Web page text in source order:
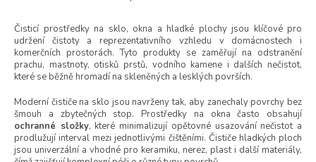
l
á
d
a
c
p
r
v
k
Čisticí prostředky na sklo, okna a hladké plochy jsou klíčové pro
udržení čistoty a reprezentativního vzhledu v domácnostech i
komerčních prostorách. Tyto produkty se zaměřují na odstranění
prachu, mastnoty, otisků prstů, vodního kamene i dalších nečistot,
které se běžně hromadí na skleněných a lesklých površích.
Moderní čističe na sklo jsou navrženy tak, aby zanechaly povrchy bez
šmouh a zbytečných stop. Prostředky na okna často obsahují
ochranné složky, které minimalizují opětovné usazování nečistot a
prodlužují interval mezi jednotlivými čištěními. Čističe hladkých ploch
jsou univerzální a vhodné pro keramiku, nerez, plast i další materiály,